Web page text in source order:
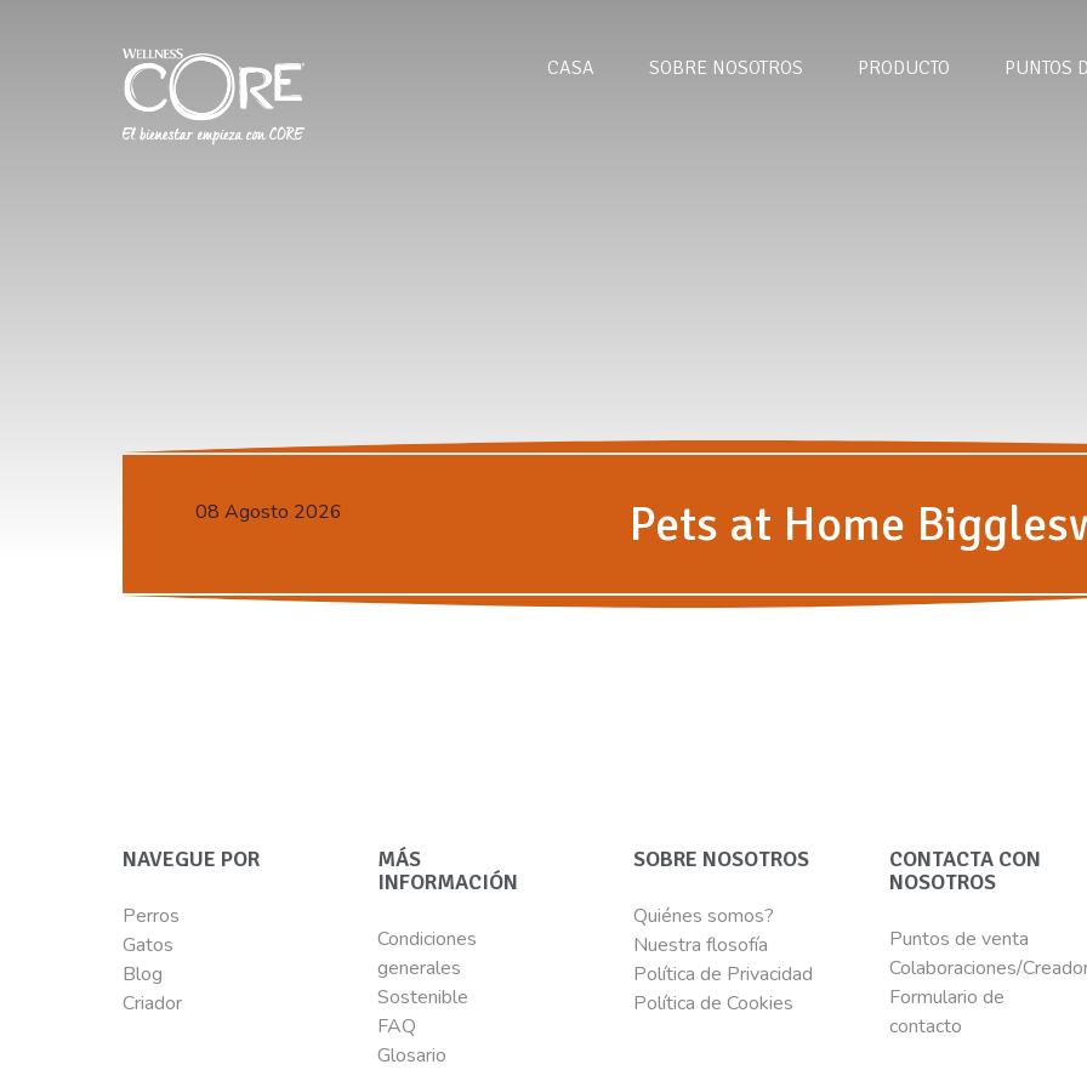
CASA SOBRE NOSOTROS PRODUCTO PUNTOS
08 Agosto 2026 Pets at Home
NAVEGUE POR
Perros
Gatos
Blog
Criador
MÁS
INFORMACIÓN
Condiciones
generales
Sostenible
FAQ
Glosario
SOBRE NOSOTROS
Quiénes somos?
Nuestra flosofía
Política de Privacidad
Política de Cookies
CONTACTA CON
NOSOTROS
Puntos de venta
Colaboraciones/
Formulario de
contacto